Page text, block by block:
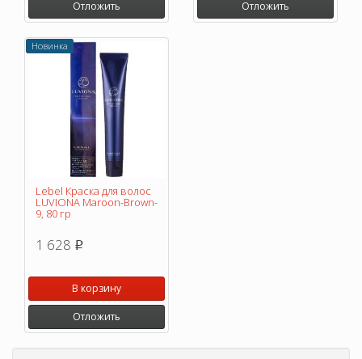
Отложить Отложить
Новинка
Lebel Краска для волос
LUVIONA Maroon-Brown-
9, 80 гр
1 628 p
В корзину
Отложить